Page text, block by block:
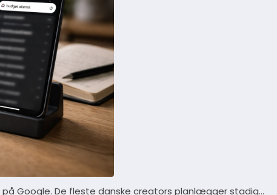
på Google. De fleste danske creators planlægger stadig…